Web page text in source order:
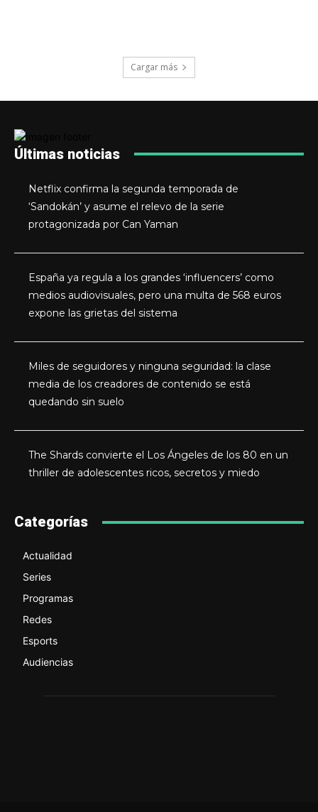
Cargar más
Últimas noticias
Netflix confirma la segunda temporada de
‘Sandokán’ y asume el relevo de la serie
protagonizada por Can Yaman
España ya regula a los grandes ‘influencers’ como
medios audiovisuales, pero una multa de 568 euros
expone las grietas del sistema
Miles de seguidores y ninguna seguridad: la clase
media de los creadores de contenido se está
quedando sin suelo
The Shards convierte el Los Ángeles de los 80 en un
thriller de adolescentes ricos, secretos y miedo
Categorías
Actualidad
Series
Programas
Redes
Esports
Audiencias